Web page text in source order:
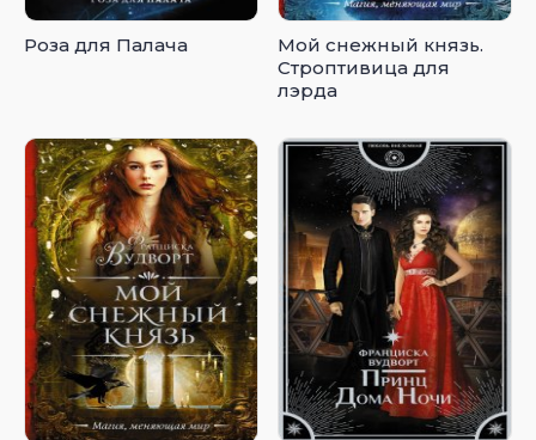
Роза для Палача
Мой снежный князь.
Строптивица для
лэрда